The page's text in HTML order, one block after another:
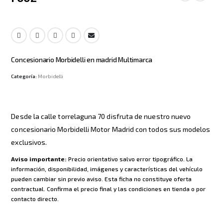
Concesionario Morbidelli en madrid Multimarca
Categoría: Morbidelli
Desde la calle torrelaguna 70 disfruta de nuestro nuevo
concesionario Morbidelli Motor Madrid con todos sus modelos
exclusivos.
Aviso importante: Precio orientativo salvo error tipográfico. La
información, disponibilidad, imágenes y características del vehículo
pueden cambiar sin previo aviso. Esta ficha no constituye oferta
contractual. Confirma el precio final y las condiciones en tienda o por
contacto directo.